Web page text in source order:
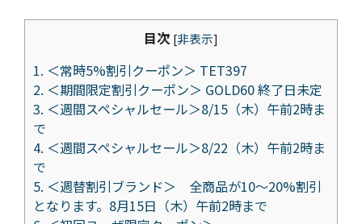
目次 [非表示]
1. ＜常時5%割引クーポン＞ TET397
2. ＜期間限定割引クーポン＞ GOLD60 終了日未定
3. ＜週間スペシャルセール＞8/15（木）午前2時ま
で
4. ＜週間スペシャルセール＞8/22（木）午前2時ま
で
5. ＜週替割引ブランド＞ 全商品が10～20%割引
となります。8月15日（木）午前2時まで